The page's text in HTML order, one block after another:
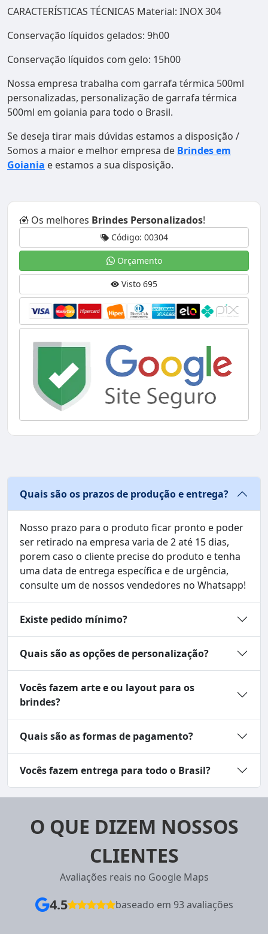
CARACTERÍSTICAS TÉCNICAS Material: INOX 304
Conservação líquidos gelados: 9h00
Conservação líquidos com gelo: 15h00
Nossa empresa trabalha com garrafa térmica 500ml
personalizadas, personalização de garrafa térmica
500ml em goiania para todo o Brasil.
Se deseja tirar mais dúvidas estamos a disposição /
Somos a maior e melhor empresa de Brindes em
Goiania e estamos a sua disposição.
Os melhores Brindes Personalizados!
Código: 00304
Orçamento
Visto 695
Quais são os prazos de produção e entrega?
Nosso prazo para o produto ficar pronto e poder
ser retirado na empresa varia de 2 até 15 dias,
porem caso o cliente precise do produto e tenha
uma data de entrega específica e de urgência,
consulte um de nossos vendedores no Whatsapp!
Existe pedido mínimo?
Quais são as opções de personalização?
Vocês fazem arte e ou layout para os
brindes?
Quais são as formas de pagamento?
Vocês fazem entrega para todo o Brasil?
O QUE DIZEM NOSSOS
CLIENTES
Avaliações reais no Google Maps
4.5 baseado em 93 avaliações